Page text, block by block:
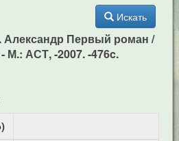
Искать
Александр Первый роман /
М.: АСТ, -2007. -476c.